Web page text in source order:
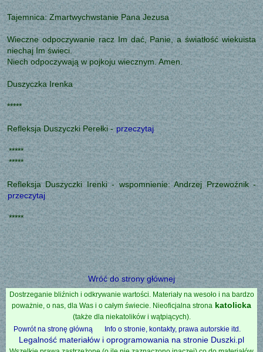
Tajemnica: Zmartwychwstanie Pana Jezusa
Wieczne odpoczywanie racz Im dać, Panie, a światłość wiekuista
niechaj Im świeci.
Niech odpoczywają w pojkoju wiecznym. Amen.
Duszyczka Irenka
*****
Refleksja Duszyczki Perełki -przeczytaj
*****
*****
Refleksja Duszyczki Irenki - wspomnienie: Andrzej Przewoźnik -
przeczytaj
*****
Wróć do strony głównej
Dostrzeganie bliźnich i odkrywanie wartości. Materiały na wesoło i na bardzo
poważnie, o nas, dla Was i o całym świecie. Nieoficjalna strona katolicka
(także dla niekatolików i wątpiących).
Powrót na stronę główną
Info o stronie, kontakty, prawa autorskie itd.
Legalność materiałów i oprogramowania na stronie Duszki.pl